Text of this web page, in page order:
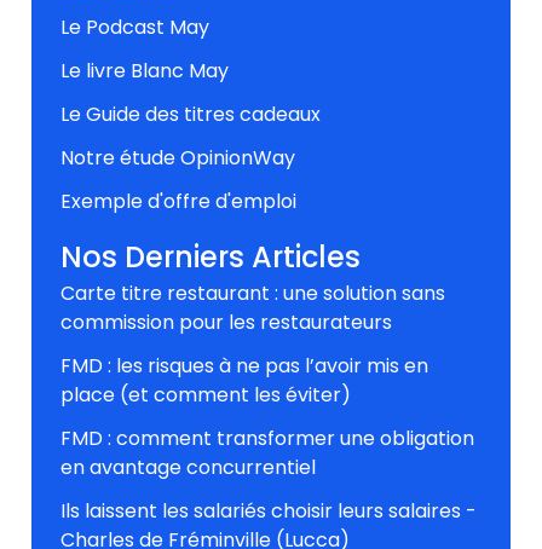
Le Podcast May
Le livre Blanc May
Le Guide des titres cadeaux
Notre étude OpinionWay
Exemple d'offre d'emploi
Nos Derniers Articles
Carte titre restaurant : une solution sans
commission pour les restaurateurs
FMD : les risques à ne pas l’avoir mis en
place (et comment les éviter)
FMD : comment transformer une obligation
en avantage concurrentiel
Ils laissent les salariés choisir leurs salaires -
Charles de Fréminville (Lucca)